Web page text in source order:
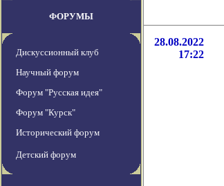
ФОРУМЫ
Дискуссионный клуб
Научный форум
Форум "Русская идея"
Форум "Курск"
Исторический форум
Детский форум
28.08.2022
17:22